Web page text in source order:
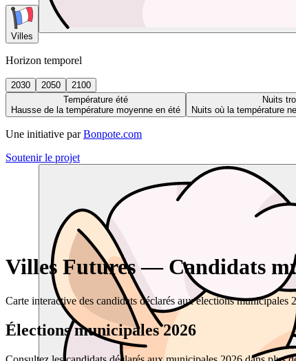
Villes
Horizon temporel
2030 2050
2100
Température été
Hausse de la température moyenne en été
Nuits
Nuits où la température
Une initiative par Bonpote.com
Soutenir le projet
Villes Futures — Candidats
Carte interactive des candidats déclarés aux élections municipales
Élections municipales 2026